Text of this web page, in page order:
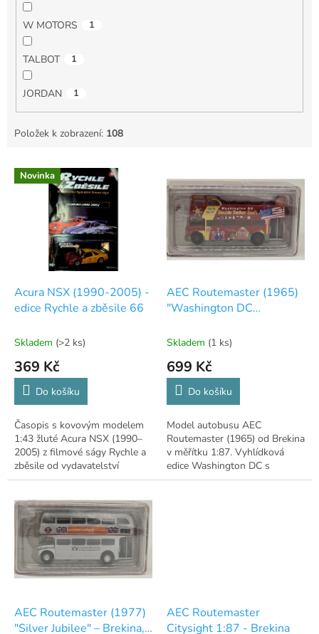
W MOTORS 1
TALBOT 1
JORDAN 1
Položek k zobrazení: 108
V
d
Novinka
Acura NSX (1990-2005) -
edice Rychle a zběsile 66
Skladem (>2 ks)
369 Kč
Do košíku
Časopis s kovovým modelem
1:43 žluté Acura NSX (1990–
2005) z filmové ságy Rychle a
zběsile od vydavatelství
DeAgostini.
AEC Routemaster (1965)
"Washington DC
1:87
Skladem (1 ks)
699 Kč
Do košíku
Model autobusu AEC
Routemaster (1965) od Brekina
v měřítku 1:87. Vyhlídková
edice Washington DC s
bohatým detailním potiskem.
AEC Routemaster (1977)
"Silver Jubilee" – Brekina,
AEC Routemaster
Citysight 1:87 - Brekina